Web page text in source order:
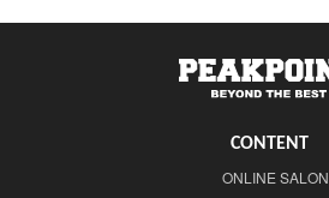
CONTENT
ONLINE SALON